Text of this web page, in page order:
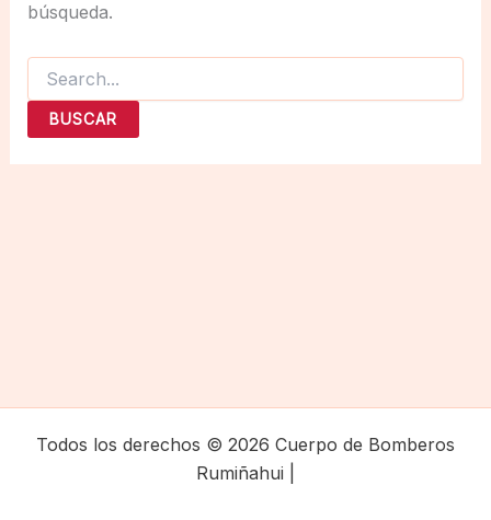
búsqueda.
Buscar
por:
Todos los derechos © 2026 Cuerpo de Bomberos
Rumiñahui |